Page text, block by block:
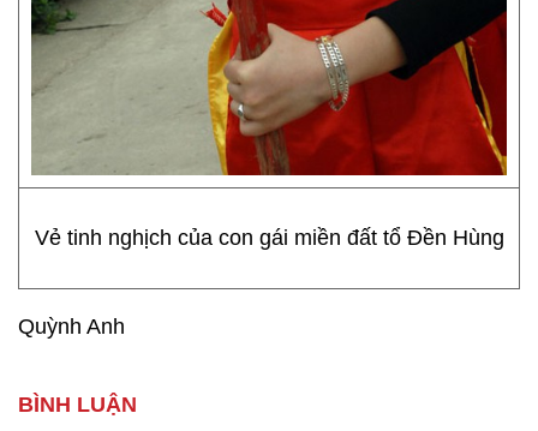
Vẻ tinh nghịch của con gái miền đất tổ Đền Hùng
Quỳnh Anh